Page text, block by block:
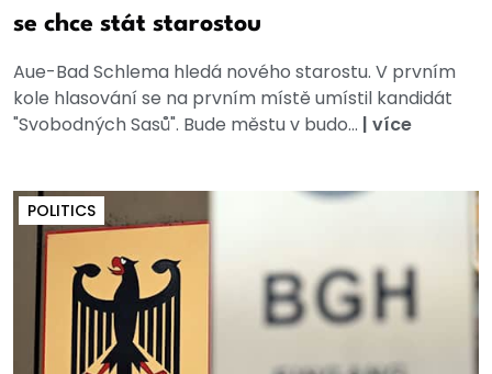
se chce stát starostou
Aue-Bad Schlema hledá nového starostu. V prvním
kole hlasování se na prvním místě umístil kandidát
"Svobodných Sasů". Bude městu v budo... | více
POLITICS